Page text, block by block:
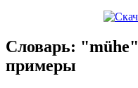
Словарь:
примеры